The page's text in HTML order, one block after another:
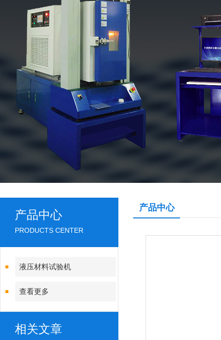
产品中心
PRODUCTS CENTER
液压材料试验机
查看更多
相关文章
产品中心